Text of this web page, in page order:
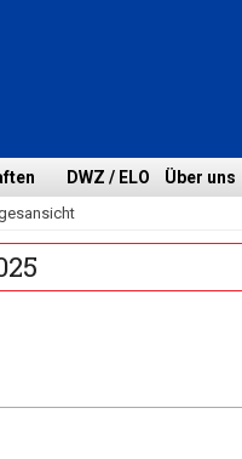
DWZ / ELO Über uns